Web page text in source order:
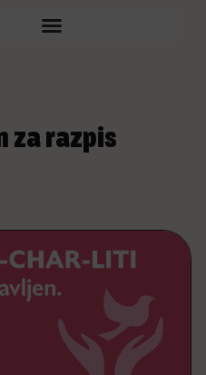
za razpis